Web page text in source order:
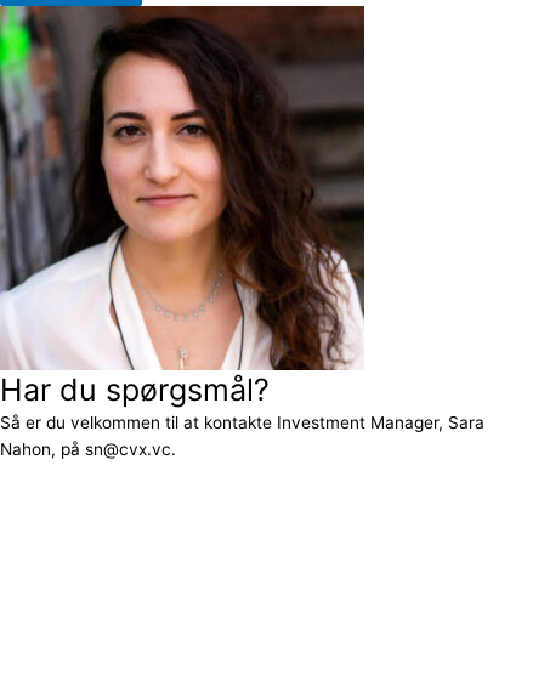
Har du spørgsmål?
Så er du velkommen til at kontakte Investment Manager, Sara
Nahon, på sn@cvx.vc.